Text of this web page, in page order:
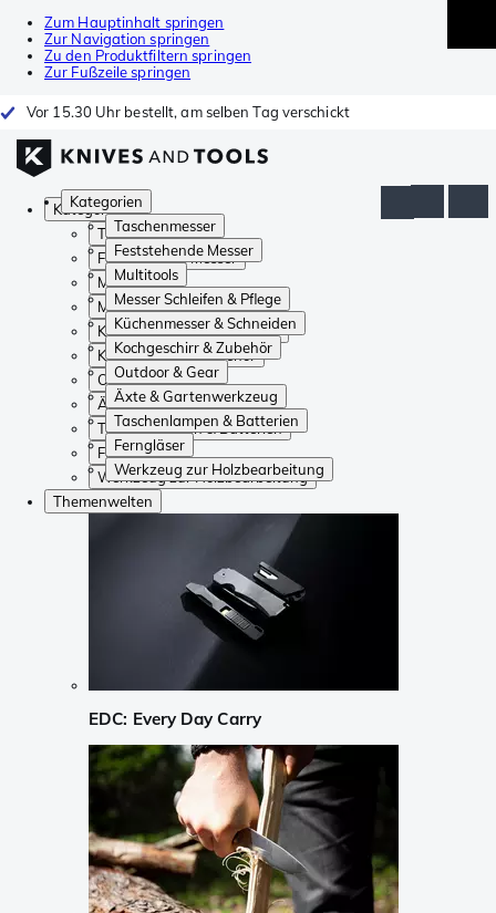
Zum Hauptinhalt springen
Zur Navigation springen
Zu den Produktfiltern springen
Zur Fußzeile springen
Vor 15.30 Uhr bestellt, am selben Tag verschickt
Kategorien
Taschenmesser
Feststehende Messer
Multitools
Messer Schleifen & Pflege
Küchenmesser & Schneiden
Kochgeschirr & Zubehör
Outdoor & Gear
Äxte & Gartenwerkzeug
Taschenlampen & Batterien
Ferngläser
Werkzeug zur Holzbearbeitung
Kategorien
Taschenmesser
Feststehende Messer
Multitools
Messer Schleifen & Pflege
Küchenmesser & Schneiden
Kochgeschirr & Zubehör
Outdoor & Gear
Äxte & Gartenwerkzeug
Taschenlampen & Batterien
Ferngläser
Werkzeug zur Holzbearbeitung
Themenwelten
EDC: Every Day Carry